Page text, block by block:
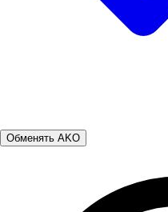
Обменять AKO